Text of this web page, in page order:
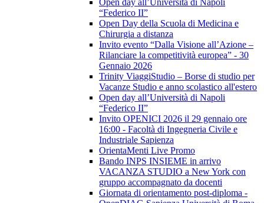
Open day all’Università di Napoli
“Federico II”
Open Day della Scuola di Medicina e
Chirurgia a distanza
Invito evento “Dalla Visione all’Azione –
Rilanciare la competitività europea” - 30
Gennaio 2026
Trinity ViaggiStudio – Borse di studio per
Vacanze Studio e anno scolastico all'estero
Open day all’Università di Napoli
“Federico II”
Invito OPENICI 2026 il 29 gennaio ore
16:00 - Facoltà di Ingegneria Civile e
Industriale Sapienza
OrientaMenti Live Promo
Bando INPS INSIEME in arrivo
VACANZA STUDIO a New York con
gruppo accompagnato da docenti
Giornata di orientamento post-diploma -